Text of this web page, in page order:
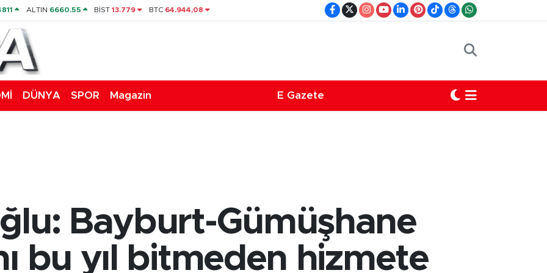
ALTIN 6660.55 BİST13.779 BTC 64.944,08
DÜNYA SPOR Magazin E Gazete
Bayburt-Gümüşhane
bu yıl bitmeden hizmete